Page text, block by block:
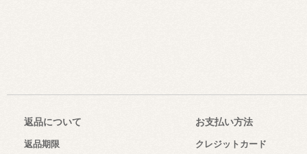
返品について
返品期限
お支払い方法
クレジットカード